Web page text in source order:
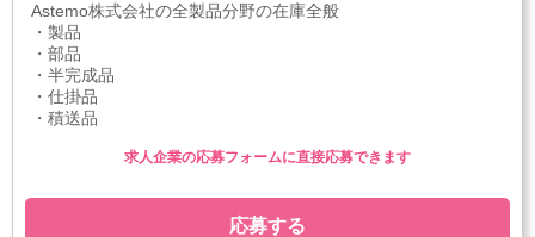
Astemo株式会社の全製品分野の在庫全般
・製品
・部品
・半完成品
・仕掛品
・積送品
応募する
求人企業の応募フォームに直接応募できます